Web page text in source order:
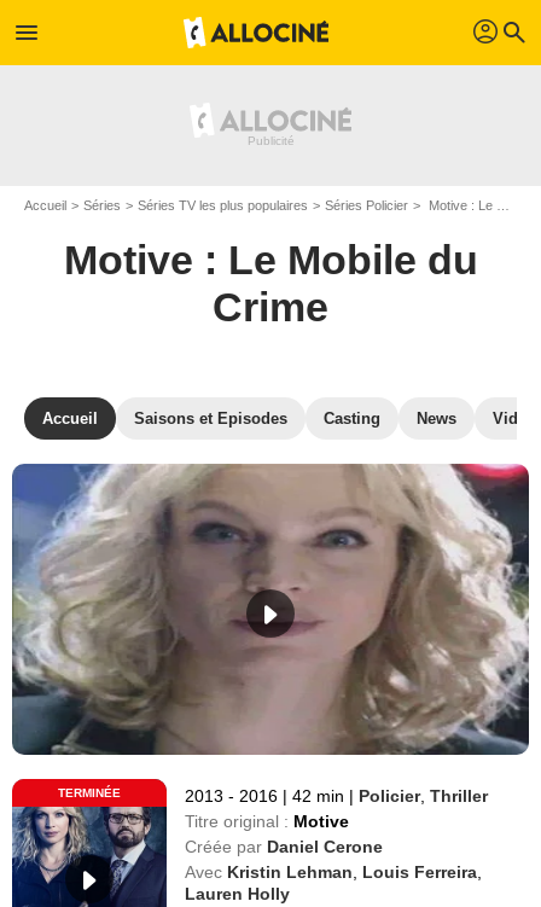
menu profil search
Accueil Séries Séries TV les plus populaires Séries Policier Motive : Le Mobile du Crime
Motive : Le Mobile du
Crime
Accueil Saisons et Episodes Casting News
TERMINÉE 2013 - 2016 | 42 min | Policier,Thriller
Titre original : Motive
Créée par Daniel Cerone
Avec Kristin Lehman Louis Ferreira
Lauren Holly